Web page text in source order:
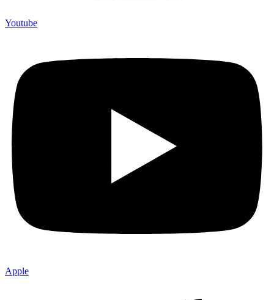
Youtube
Apple